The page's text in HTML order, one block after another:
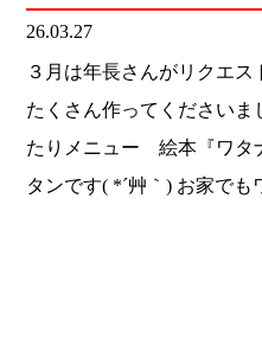
26.03.27
３月は年長さんがリクエ
たくさん作ってください
たりメニュー 絵本『ワタ
タンです( *´艸｀) お家でも